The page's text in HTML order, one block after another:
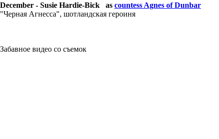
December - Susie Hardie-Bick as countess Agnes of Dunbar
"Черная Агнесса", шотландская героиня
Забавное видео со съемок